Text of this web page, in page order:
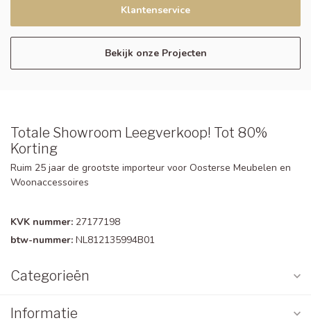
Klantenservice
Bekijk onze Projecten
Totale Showroom Leegverkoop! Tot 80%
Korting
Ruim 25 jaar de grootste importeur voor Oosterse Meubelen en
Woonaccessoires
KVK nummer: 27177198
btw-nummer: NL812135994B01
Categorieën
Informatie